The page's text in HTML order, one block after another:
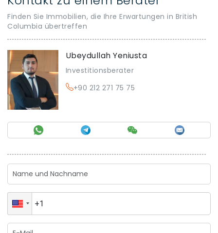
Finden Sie Immobilien, die Ihre Erwartungen in British
Columbia übertreffen
Ubeydullah Yeniusta
Investitionsberater
+90 212 271 75 75